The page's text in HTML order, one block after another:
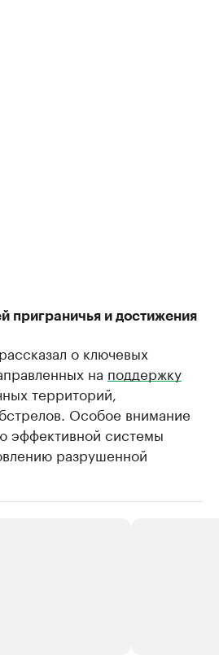
приграничья и достижения
о ключевых
на поддержку
территорий,
Особое внимание
эффективной системы
разрушенной